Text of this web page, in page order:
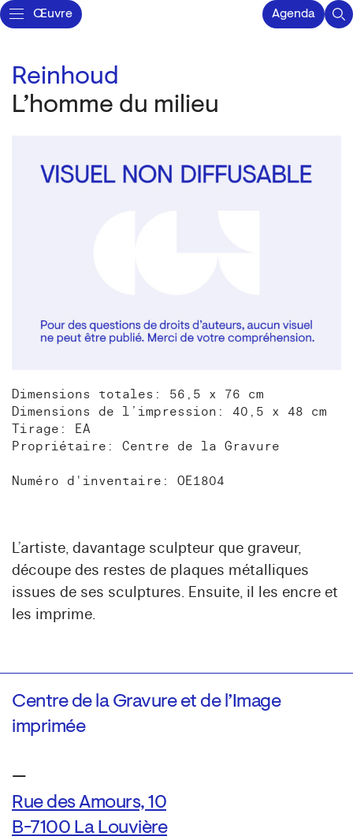
Œuvre Agenda
Reinhoud
L’homme du milieu
Dimensions totales: 56,5 x 76 cm
Dimensions de l’impression: 40,5 x 48 cm
Tirage: EA
Propriétaire: Centre de la Gravure
Numéro d'inventaire: OE1804
L’artiste, davantage sculpteur que graveur,
découpe des restes de plaques métalliques
issues de ses sculptures. Ensuite, il les encre et
les imprime.
Centre de la Gravure et de l’Image
imprimée
—
Rue des Amours, 10
B-7100 La Louvière